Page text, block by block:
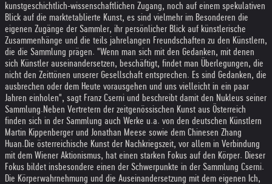
kunstgeschichtlich-wissenschaftlichen Zugang, noch auf einem spekulativen
Blick auf die marktetablierte Kunst, es sind vielmehr im Besonderen die
eigenen Zugänge der Sammler, ihr persönlicher Blick auf künstlerische
Zusammenhänge und die teils jahrelangen Freundschaften zu den Künstlern,
die die Sammlung prägen. "Wenn man sich mit den Gedanken, mit denen
sich Künstler auseinandersetzen, beschäftigt, findet man Überlegungen, die
nicht den Zeittönen unserer Gesellschaft entsprechen. Es sind Gedanken, die
ausbrechen oder dem Heute vorausgehen und uns vielleicht in ein paar
Jahren einholen", sagt Franz Cserni und beschreibt damit den Nukleus seiner
Sammlung.Neben Vertretern der zeitgenössischen Kunst aus Österreich
finden sich in der Sammlung auch Werke u.a. von den deutschen Künstlern
Martin Kippenberger und Jonathan Meese sowie dem Chinesen Zhang
Huan. Die österreichische Kunst der Nachkriegszeit, vor allem in Verbindung
mit dem Wiener Aktionismus, hat einen starken Fokus auf den Körper. Dieser
Fokus bildet insbesondere einen der Schwerpunkte in der Sammlung Cserni.
Die Körperwahrnehmung und die Auseinandersetzung mit dem eigenen Ich,